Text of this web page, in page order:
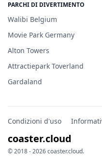
PARCHI DI DIVERTIMENTO
Walibi Belgium
Movie Park Germany
Alton Towers
Attractiepark Toverland
Gardaland
Condizioni d'uso
coaster.cloud
© 2018 - 2026 coaster.cloud.